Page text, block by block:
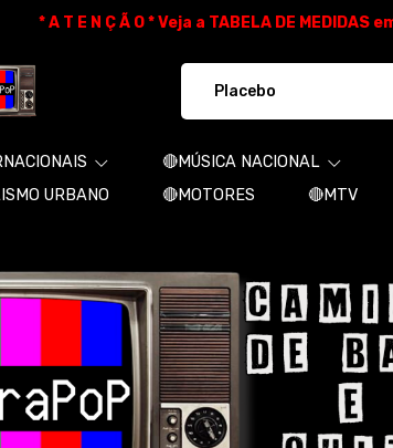
* A T E N Ç Ã O * Veja a TABELA DE
🔴MÚSICA NACIONAL
URBANO
🔴MOTORES 🔴MTV